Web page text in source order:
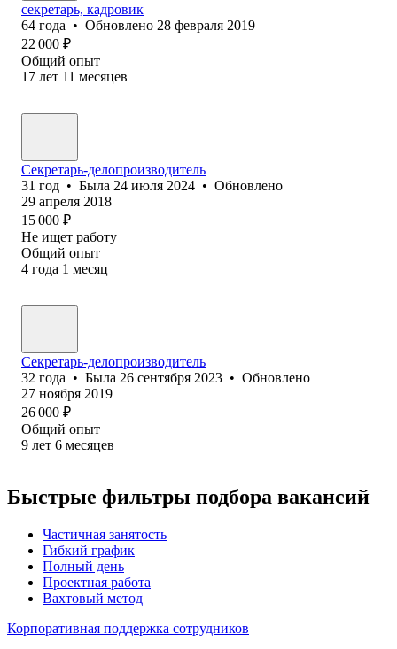
секретарь, кадровик
64 года • Обновлено 28 февраля 2019
22 000 ₽
Общий опыт
17 лет 11 месяцев
Секретарь-делопроизводитель
31 год • Была 24 июля 2024 • Обновлено
29 апреля 2018
15 000 ₽
Не ищет работу
Общий опыт
4 года 1 месяц
Секретарь-делопроизводитель
32 года • Была 26 сентября 2023 • Обновлено
27 ноября 2019
26 000 ₽
Общий опыт
9 лет 6 месяцев
Быстрые фильтры подбора вакансий
Частичная занятость
Гибкий график
Полный день
Проектная работа
Вахтовый метод
Корпоративная поддержка сотрудников